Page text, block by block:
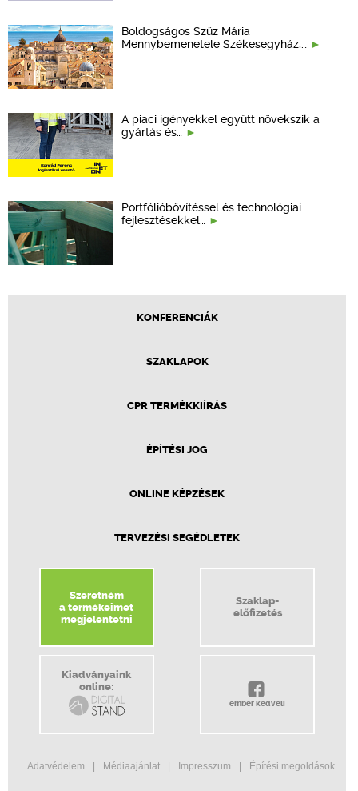
Boldogságos Szűz Mária
Mennybemenetele Székesegyház,…
A piaci igényekkel együtt növekszik a
gyártás és…
Portfólióbővítéssel és technológiai
fejlesztésekkel…
KONFERENCIÁK
SZAKLAPOK
CPR TERMÉKKIÍRÁS
ÉPÍTÉSI JOG
ONLINE KÉPZÉSEK
TERVEZÉSI SEGÉDLETEK
Szeretném
a termékeimet
megjelentetni
Szaklap-
előfizetés
Kiadványaink
online:
ember kedveli
Adatvédelem Médiaajánlat Impresszum Építési megoldások